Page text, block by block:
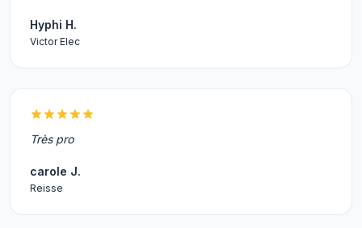
Hyphi H.
Victor Elec
Très pro
carole J.
Reisse